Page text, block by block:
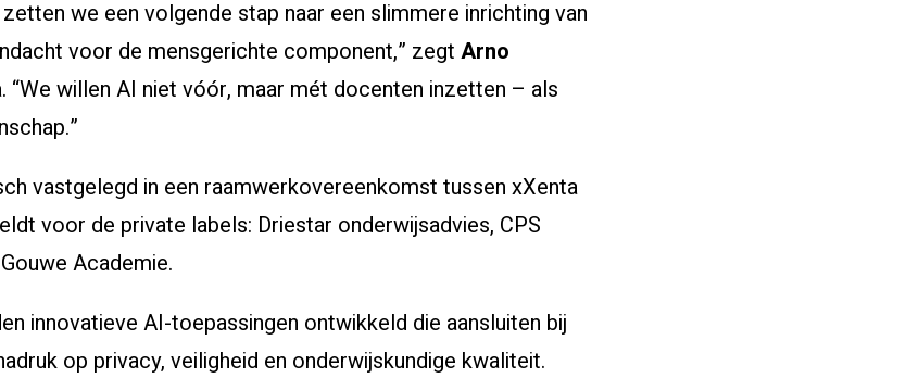
we een volgende stap naar een slimmere inrichting van
voor de mensgerichte component,” zegtArno
“We willen AI niet vóór, maar mét docenten inzetten – als
vastgelegd in een raamwerkovereenkomst tussen xXenta
voor de private labels: Driestar onderwijsadvies, CPS
Academie.
innovatieve AI-toepassingen ontwikkeld die aansluiten bij
op privacy, veiligheid en onderwijskundige kwaliteit.